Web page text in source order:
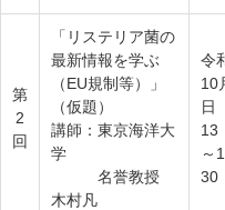
第
2
回
「リステリア菌の
最新情報を学ぶ
（EU規制等）」
（仮題）
講師：東京海洋大
学
名誉教授
木村凡
令
10
日
13
～
30